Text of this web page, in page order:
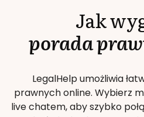
Jak
porada
LegalHelp umożliwia
prawnych online. Wybierz
live chatem, aby szybko